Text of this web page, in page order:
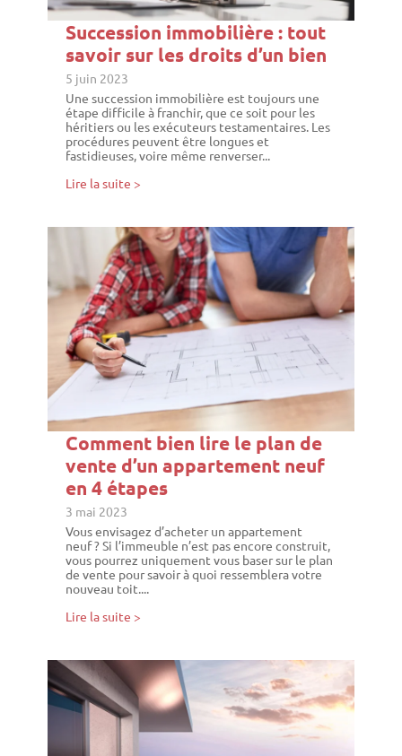
Succession immobilière : tout
savoir sur les droits d’un bien
5 juin 2023
Une succession immobilière est toujours une
étape difficile à franchir, que ce soit pour les
héritiers ou les exécuteurs testamentaires. Les
procédures peuvent être longues et
fastidieuses, voire même renverser...
Lire la suite >
Comment bien lire le plan de
vente d’un appartement neuf
en 4 étapes
3 mai 2023
Vous envisagez d’acheter un appartement
neuf ? Si l’immeuble n’est pas encore construit,
vous pourrez uniquement vous baser sur le plan
de vente pour savoir à quoi ressemblera votre
nouveau toit....
Lire la suite >